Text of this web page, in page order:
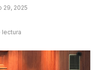
29, 2025
lectura